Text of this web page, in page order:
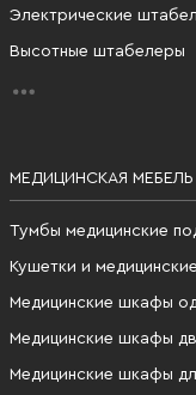
Электрические
Высотные штабелеры
МЕДИЦИНСКАЯ МЕБЕЛЬ
Тумбы медицинские
Кушетки и
Медицинские шкафы
Медицинские шкафы
Медицинские шкафы